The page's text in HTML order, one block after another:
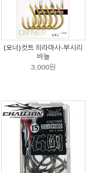
(오너)컷트 히라마사-부시리
바늘
3,000원